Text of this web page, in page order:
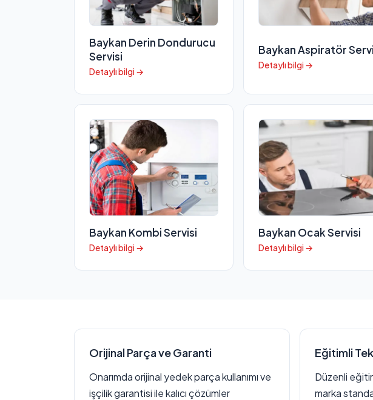
Baykan Derin Dondurucu
Servisi
Detaylı bilgi →
Baykan Aspiratör
Detaylı bilgi →
Baykan Kombi Servisi
Detaylı bilgi →
Baykan Ocak Servisi
Detaylı bilgi →
Orijinal Parça ve Garanti
Onarımda orijinal yedek parça kullanımı ve
işçilik garantisi ile kalıcı çözümler
Eğitimli
Düzenli
marka